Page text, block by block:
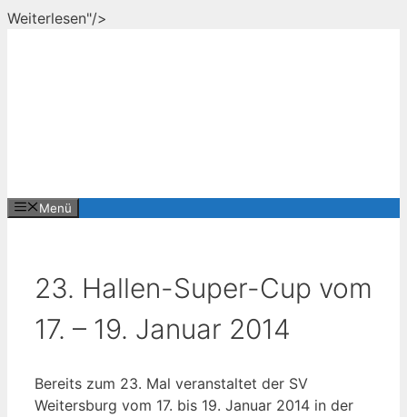
Weiterlesen"/>
Menü
23. Hallen-Super-Cup vom
17. – 19. Januar 2014
Bereits zum 23. Mal veranstaltet der SV
Weitersburg vom 17. bis 19. Januar 2014 in der